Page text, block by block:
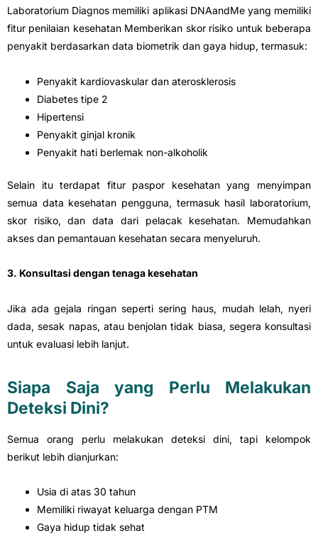
Laboratorium Diagnos memiliki aplikasi DNAandMe yang memiliki
fitur penilaian kesehatan Memberikan skor risiko untuk beberapa
penyakit berdasarkan data biometrik dan gaya hidup, termasuk:
Penyakit kardiovaskular dan aterosklerosis
Diabetes tipe 2
Hipertensi
Penyakit ginjal kronik
Penyakit hati berlemak non-alkoholik
Selain itu terdapat fitur paspor kesehatan yang menyimpan
semua data kesehatan pengguna, termasuk hasil laboratorium,
skor risiko, dan data dari pelacak kesehatan. Memudahkan
akses dan pemantauan kesehatan secara menyeluruh.
3. Konsultasi dengan tenaga kesehatan
Jika ada gejala ringan seperti sering haus, mudah lelah, nyeri
dada, sesak napas, atau benjolan tidak biasa, segera konsultasi
untuk evaluasi lebih lanjut.
Siapa Saja yang Perlu Melakukan
Deteksi Dini?
Semua orang perlu melakukan deteksi dini, tapi kelompok
berikut lebih dianjurkan:
Usia di atas 30 tahun
Memiliki riwayat keluarga dengan PTM
Gaya hidup tidak sehat